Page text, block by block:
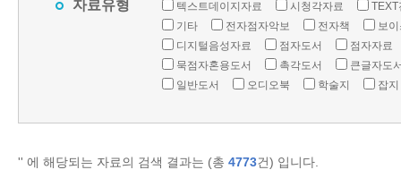
자료유형 텍스트데이지자료 시청각자료
TEXT
기타
전자점자악보 전자책
보
디지털음성자료
점자도서
점자자료
묵점자혼용도서
촉각도서
큰글자도
일반도서
오디오북 학술지 잡지
'' 에 해당되는 자료의 검색 결과는 (총 4773건) 입니다.